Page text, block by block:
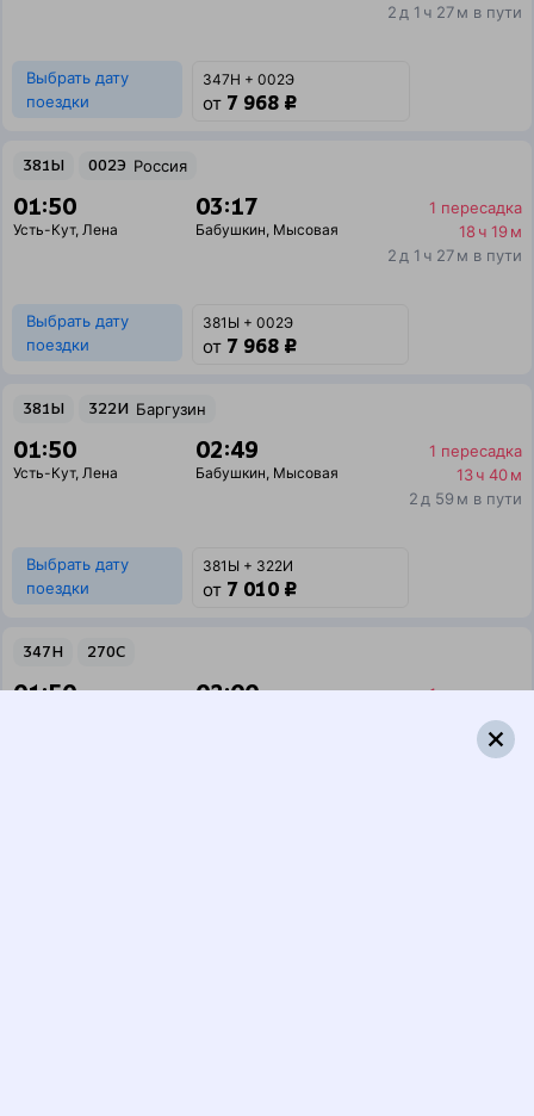
2 д 1 ч 27 м в пути
Выбрать дату
поездки
347Н + 002Э
от 7 968 ₽
381Ы 002Э Россия
01:50
Усть-Кут, Лена
03:17
Бабушкин, Мысовая
1 пересадка
18 ч 19 м
2 д 1 ч 27 м в пути
Выбрать дату
поездки
381Ы + 002Э
от 7 968 ₽
381Ы 322И Баргузин
01:50
Усть-Кут, Лена
02:49
Бабушкин, Мысовая
1 пересадка
13 ч 40 м
2 д 59 м в пути
Выбрать дату
поездки
381Ы + 322И
от 7 010 ₽
347Н 270С
01:50 02:00
1 пересадка
14 ч 36 м
2 д 10 м в пути